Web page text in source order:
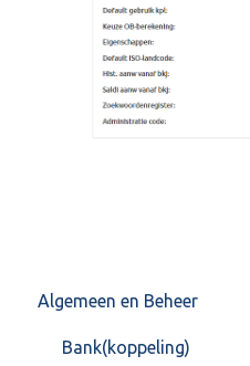
Algemeen en Beheer
Bank(koppeling)